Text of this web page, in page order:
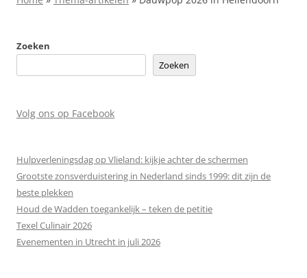
Zoeken
Zoeken
Volg ons op Facebook
Hulpverleningsdag op Vlieland: kijkje achter de schermen
Grootste zonsverduistering in Nederland sinds 1999: dit zijn de
beste plekken
Houd de Wadden toegankelijk – teken de petitie
Texel Culinair 2026
Evenementen in Utrecht in juli 2026